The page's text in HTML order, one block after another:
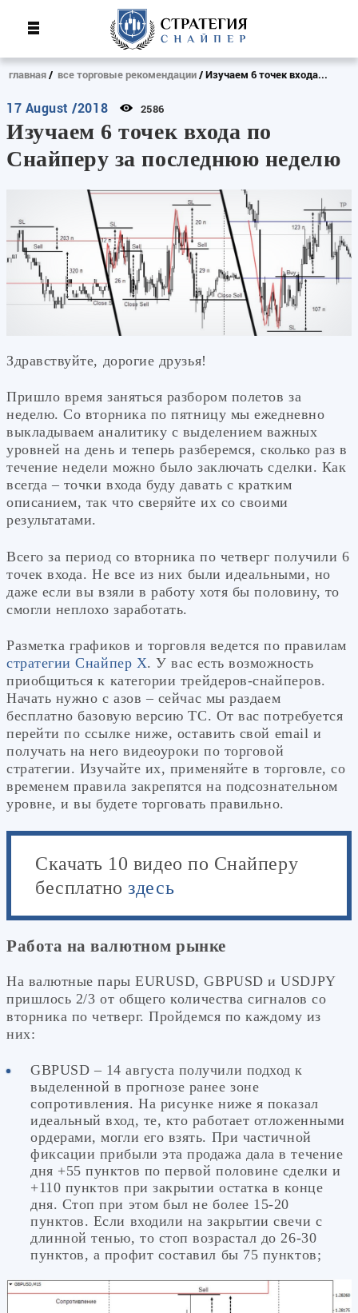
главная все торговые рекомендации Изучаем 6 точек входа...
17 August /2018 2586
Изучаем 6 точек входа по
Снайперу за последнюю неделю
Здравствуйте, дорогие друзья!
Пришло время заняться разбором полетов за
неделю. Со вторника по пятницу мы ежедневно
выкладываем аналитику с выделением важных
уровней на день и теперь разберемся, сколько раз в
течение недели можно было заключать сделки. Как
всегда – точки входа буду давать с кратким
описанием, так что сверяйте их со своими
результатами.
Всего за период со вторника по четверг получили 6
точек входа. Не все из них были идеальными, но
даже если вы взяли в работу хотя бы половину, то
смогли неплохо заработать.
Разметка графиков и торговля ведется по правилам
стратегии Снайпер Х. У вас есть возможность
приобщиться к категории трейдеров-снайперов.
Начать нужно с азов – сейчас мы раздаем
бесплатно базовую версию ТС. От вас потребуется
перейти по ссылке ниже, оставить свой email и
получать на него видеоуроки по торговой
стратегии. Изучайте их, применяйте в торговле, со
временем правила закрепятся на подсознательном
уровне, и вы будете торговать правильно.
Скачать 10 видео по Снайперу
бесплатноздесь
Работа на валютном рынке
На валютные пары EURUSD, GBPUSD и USDJPY
пришлось 2/3 от общего количества сигналов со
вторника по четверг. Пройдемся по каждому из
них:
GBPUSD – 14 августа получили подход к
выделенной в прогнозе ранее зоне
сопротивления. На рисунке ниже я показал
идеальный вход, те, кто работает отложенными
ордерами, могли его взять. При частичной
фиксации прибыли эта продажа дала в течение
дня +55 пунктов по первой половине сделки и
+110 пунктов при закрытии остатка в конце
дня. Стоп при этом был не более 15-20
пунктов. Если входили на закрытии свечи с
длинной тенью, то стоп возрастал до 26-30
пунктов, а профит составил бы 75 пунктов;